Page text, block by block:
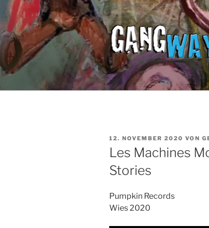
Zum
Inhalt
springen
VERÖFFENTLICHT
AM
12. NOVEMBER 2020 VON
Les Machines
Stories
Pumpkin Records
Wies 2020